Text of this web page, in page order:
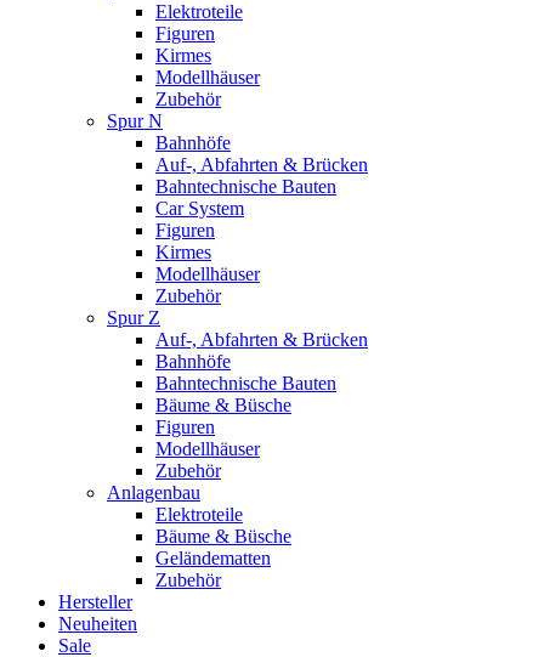
Elektroteile
Figuren
Kirmes
Modellhäuser
Zubehör
Spur N
Bahnhöfe
Auf-, Abfahrten & Brücken
Bahntechnische Bauten
Car System
Figuren
Kirmes
Modellhäuser
Zubehör
Spur Z
Auf-, Abfahrten & Brücken
Bahnhöfe
Bahntechnische Bauten
Bäume & Büsche
Figuren
Modellhäuser
Zubehör
Anlagenbau
Elektroteile
Bäume & Büsche
Geländematten
Zubehör
Hersteller
Neuheiten
Sale